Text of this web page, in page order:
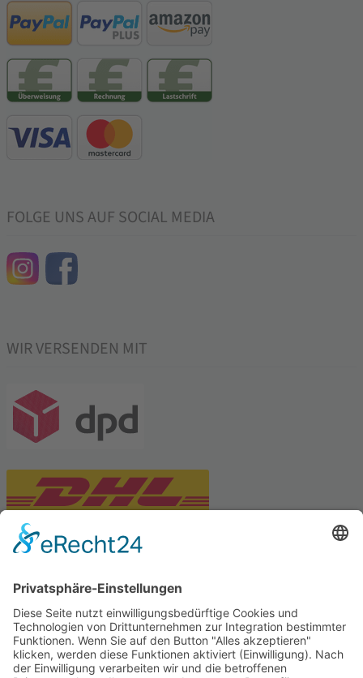
FOLGE UNS AUF SOCIAL MEDIA
WIR VERSENDEN MIT
Tekal – Textile Lebensqualität
Exklusive moderne & Orientteppiche
Feuerwerk XXL